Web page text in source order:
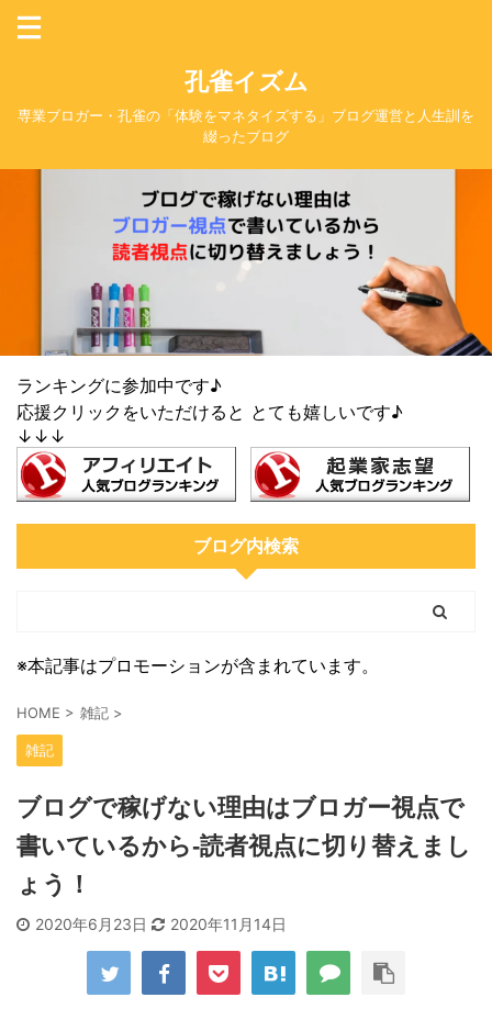
孔雀イズム
専業ブロガー・孔雀の「体験をマネタイズする」ブログ運営と人生訓を
綴ったブログ
ランキングに参加中です♪
応援クリックをいただけると とても嬉しいです♪
↓↓↓
ブログ内検索
※本記事はプロモーションが含まれています。
HOME > 雑記 >
雑記
ブログで稼げない理由はブロガー視点で
書いているから-読者視点に切り替えまし
ょう！
2020年6月23日 2020年11月14日